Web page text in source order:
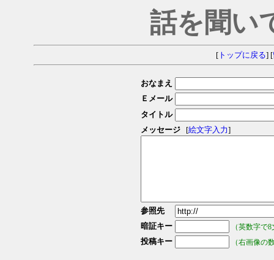
話を聞い
[トップに戻る] [
おなまえ
Ｅメール
タイトル
メッセージ
[絵文字入力]
参照先
暗証キー
（英数字で
投稿キー （右画像の